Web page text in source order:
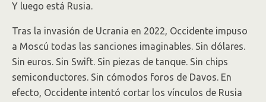
Y luego está Rusia.
Tras la invasión de Ucrania en 2022, Occidente impuso
a Moscú todas las sanciones imaginables. Sin dólares.
Sin euros. Sin Swift. Sin piezas de tanque. Sin chips
semiconductores. Sin cómodos foros de Davos. En
efecto, Occidente intentó cortar los vínculos de Rusia